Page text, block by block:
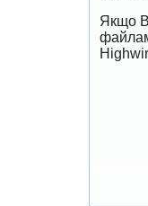
Якщо